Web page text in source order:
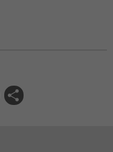
Email